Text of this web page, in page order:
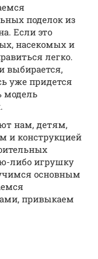
поделок из
Если это
насекомых и
легко.
выбирается,
уже придется
модель
нам, детям,
и конструкцией
либо игрушку
основным
привыкаем